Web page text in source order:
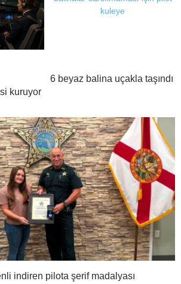
kuruyor
6 beyaz balina uçakla taşındı
indiren pilota şerif madalyası